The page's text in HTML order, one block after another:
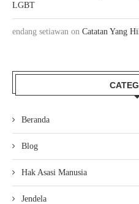
LGBT
endang setiawan on Catatan Yang
Beranda
Blog
Hak Asasi Manusia
Jendela